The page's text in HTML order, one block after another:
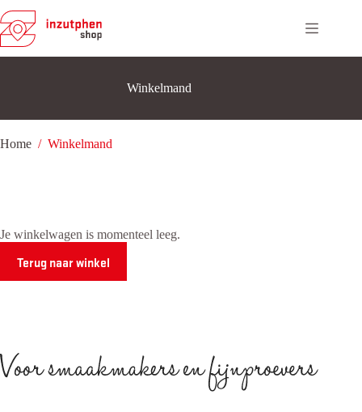
naar
de
inhoud
Winkelmand
Home / Winkelmand
Je winkelwagen is momenteel leeg.
Terug naar winkel